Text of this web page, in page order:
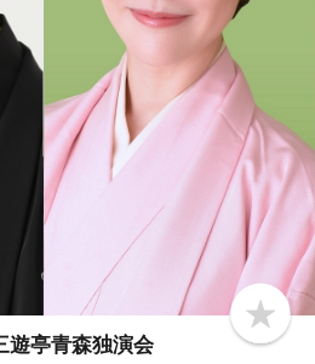
b
o
遊亭青森独演会